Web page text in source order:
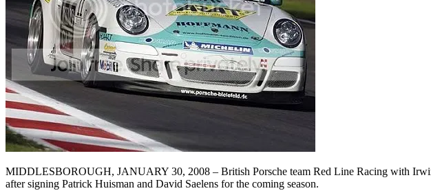
MIDDLESBOROUGH, JANUARY 30, 2008 – British Porsche team Red Line Racing with
after signing Patrick Huisman and David Saelens for the coming season.